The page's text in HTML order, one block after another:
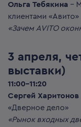
Ольга Тебякина –
клиентами «Авито»
«Зачем AVITO
3 апреля,
выставки)
11:00-11:20
Сергей Харитонов
«Дверное дело»
«Рынок входных